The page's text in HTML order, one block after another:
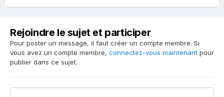
Rejoindre le sujet et participer
Pour poster un message, il faut créer un compte membre. Si
vous avez un compte membre, connectez-vous maintenant pour
publier dans ce sujet.